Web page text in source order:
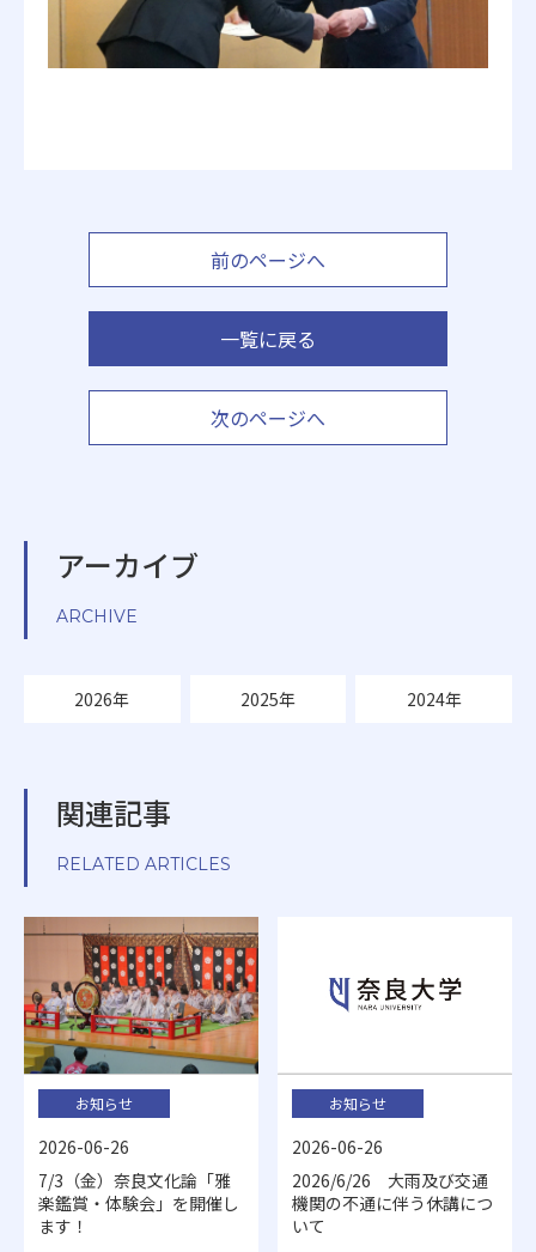
前のページへ
一覧に戻る
次のページへ
アーカイブ
ARCHIVE
2026年 2025年 2024年
関連記事
RELATED ARTICLES
お知らせ
2026-06-26
7/3（金）奈良文化論「雅
楽鑑賞・体験会」を開催し
ます！
お知らせ
2026-06-26
2026/6/26 大雨及び交通
機関の不通に伴う休講につ
いて